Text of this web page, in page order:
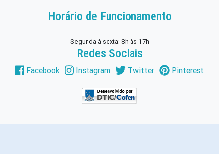
Horário de Funcionamento
Segunda à sexta: 8h às 17h
Redes Sociais
Facebook Instagram Twitter Pinterest